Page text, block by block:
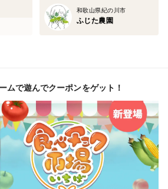
和歌山県紀の川市
ふじた農園
ムで遊んでクーポンをゲット！